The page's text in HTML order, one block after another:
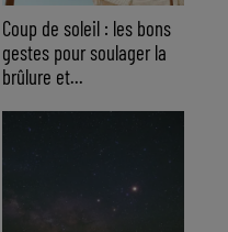
Coup de soleil : les bons
gestes pour soulager la
brûlure et...